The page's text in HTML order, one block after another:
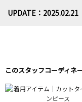
UPDATE：2025.02.21
このスタッフコーディネ